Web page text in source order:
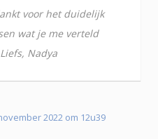
voor het duidelijk
wat je me verteld
Nadya
2022 om 12u39